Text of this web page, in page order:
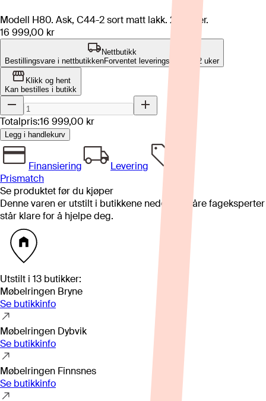
Modell H80. Ask, C44-2 sort matt lakk. 2 skuffer.
16 999,00 kr
Nettbutikk
Bestillingsvare i nettbutikkenForventet leveringstid: 10-12 uker
Klikk og hent
Kan bestilles i butikk
Totalpris:16 999,00 kr
Legg i handlekurv
Finansiering
Levering
Prismatch
Se produktet før du kjøper
Denne varen er utstilt i butikkene nedenfor. Våre fageksperter
står klare for å hjelpe deg.
Utstilt i 13 butikker:
Møbelringen Bryne
Se butikkinfo
Møbelringen Dybvik
Se butikkinfo
Møbelringen Finnsnes
Se butikkinfo